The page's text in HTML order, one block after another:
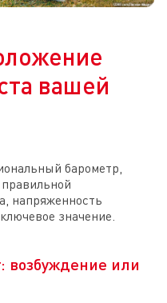
вашей
барометр,
напряженность
значение.
возбуждение или